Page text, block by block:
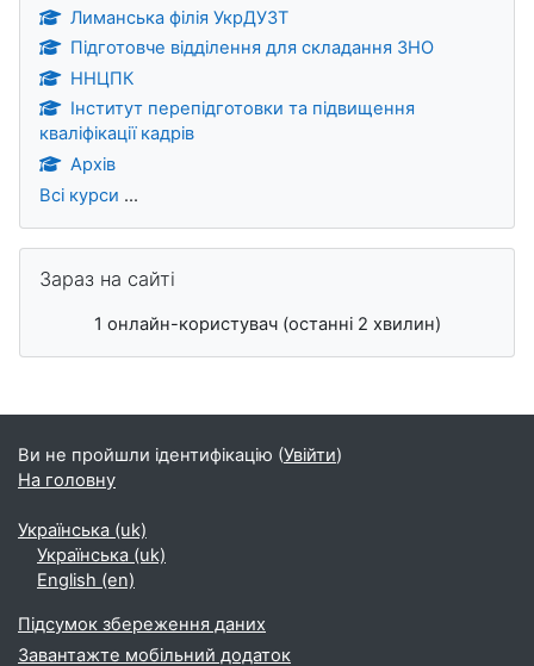
Лиманська філія УкрДУЗТ
Підготовче відділення для складання ЗНО
ННЦПК
Інститут перепідготовки та підвищення
кваліфікації кадрів
Архів
Всі курси ...
Зараз на сайті
1 онлайн-користувач (останні 2 хвилин)
Додаткові блоки
Ви не пройшли ідентифікацію (Увійти)
На головну
Українська ‎(uk)‎
Українська ‎(uk)‎
English ‎(en)‎
Підсумок збереження даних
Завантажте мобільний додаток